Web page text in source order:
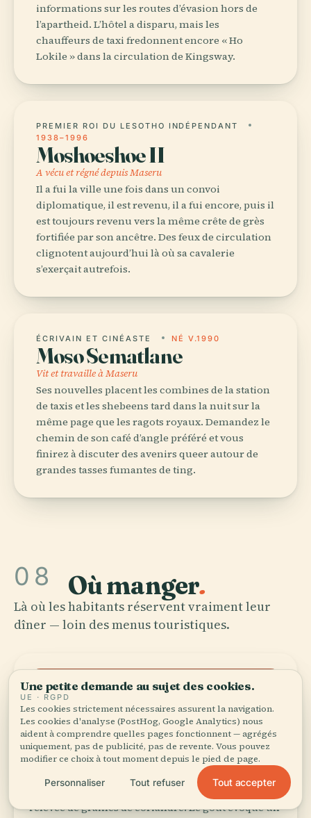
informations sur les routes d’évasion hors de
l’apartheid. L’hôtel a disparu, mais les
chauffeurs de taxi fredonnent encore « Ho
Lokile » dans la circulation de Kingsway.
PREMIER ROI DU LESOTHO INDÉPENDANT
1938–1996
Moshoeshoe II
A vécu et régné depuis Maseru
Il a fui la ville une fois dans un convoi
diplomatique, il est revenu, il a fui encore, puis il
est toujours revenu vers la même crête de grès
fortifiée par son ancêtre. Des feux de circulation
clignotent aujourd’hui là où sa cavalerie
s’exerçait autrefois.
ÉCRIVAIN ET CINÉASTE NÉ V.1990
Moso Sematlane
Vit et travaille à Maseru
Ses nouvelles placent les combines de la station
de taxis et les shebeens tard dans la nuit sur la
même page que les ragots royaux. Demandez le
chemin de son café d’angle préféré et vous
finirez à discuter des avenirs queer autour de
grandes tasses fumantes de ting.
08 Où manger.
Là où les habitants réservent vraiment leur
dîner — loin des menus touristiques.
PAPA LE NAMA
Papa le Nama
L’assiette nationale : une bouillie de maïs blanc
ferme, modelée en quartier de ballon de rugby,
noyée sous une sauce au bœuf ou au mouton
relevée de graines de coriandre. Le goût évoque un
Une petite demande au sujet des cookies.
UE · RGPD
Les cookies strictement nécessaires assurent la navigation.
Les cookies d'analyse (PostHog, Google Analytics) nous
aident à comprendre quelles pages fonctionnent — agrégés
uniquement, pas de publicité, pas de revente. Vous pouvez
modifier ce choix à tout moment depuis le pied de page.
Personnaliser Tout refuser Tout accepter